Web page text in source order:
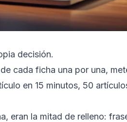
decisión.
cada ficha una por una,
en 15 minutos, 50
eran la mitad de relleno: